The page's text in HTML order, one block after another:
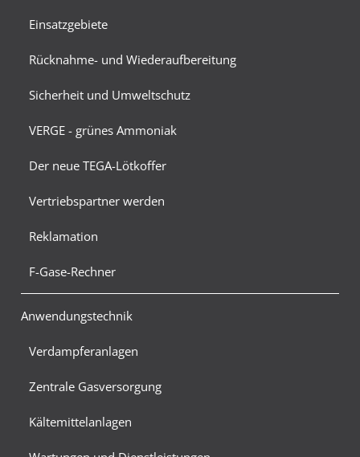
Einsatzgebiete
Rücknahme- und Wiederaufbereitung
Sicherheit und Umweltschutz
VERGE - grünes Ammoniak
Der neue TEGA-Lötkoffer
Vertriebspartner werden
Reklamation
F-Gase-Rechner
Anwendungstechnik
Verdampferanlagen
Zentrale Gasversorgung
Kältemittelanlagen